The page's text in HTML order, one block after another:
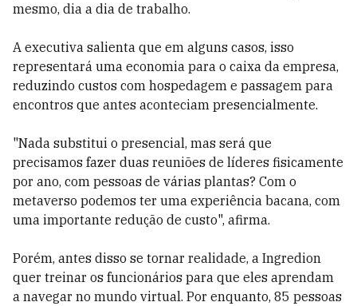
mesmo, dia a dia de trabalho.
A executiva salienta que em alguns casos, isso
representará uma economia para o caixa da empresa,
reduzindo custos com hospedagem e passagem para
encontros que antes aconteciam presencialmente.
"Nada substitui o presencial, mas será que
precisamos fazer duas reuniões de líderes fisicamente
por ano, com pessoas de várias plantas? Com o
metaverso podemos ter uma experiência bacana, com
uma importante redução de custo", afirma.
Porém, antes disso se tornar realidade, a Ingredion
quer treinar os funcionários para que eles aprendam
a navegar no mundo virtual. Por enquanto, 85 pessoas